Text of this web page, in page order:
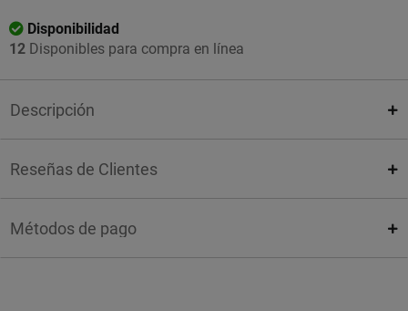
Disponibilidad
12 Disponibles para compra en línea
Descripción
Reseñas de Clientes
Métodos de pago